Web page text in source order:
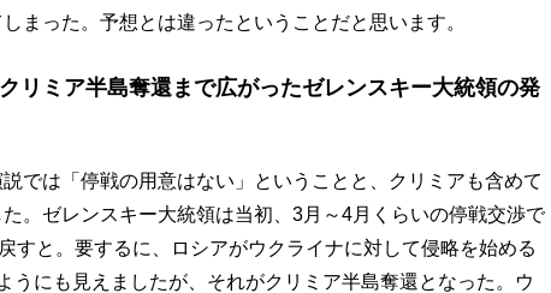
まった。予想とは違ったということだと思います。
リミア半島奪還まで広がったゼレンスキー大統領の発
では「停戦の用意はない」ということと、クリミアも含めて
。ゼレンスキー大統領は当初、3月～4月くらいの停戦交渉で
すと。要するに、ロシアがウクライナに対して侵略を始める
うにも見えましたが、それがクリミア半島奪還となった。ウ